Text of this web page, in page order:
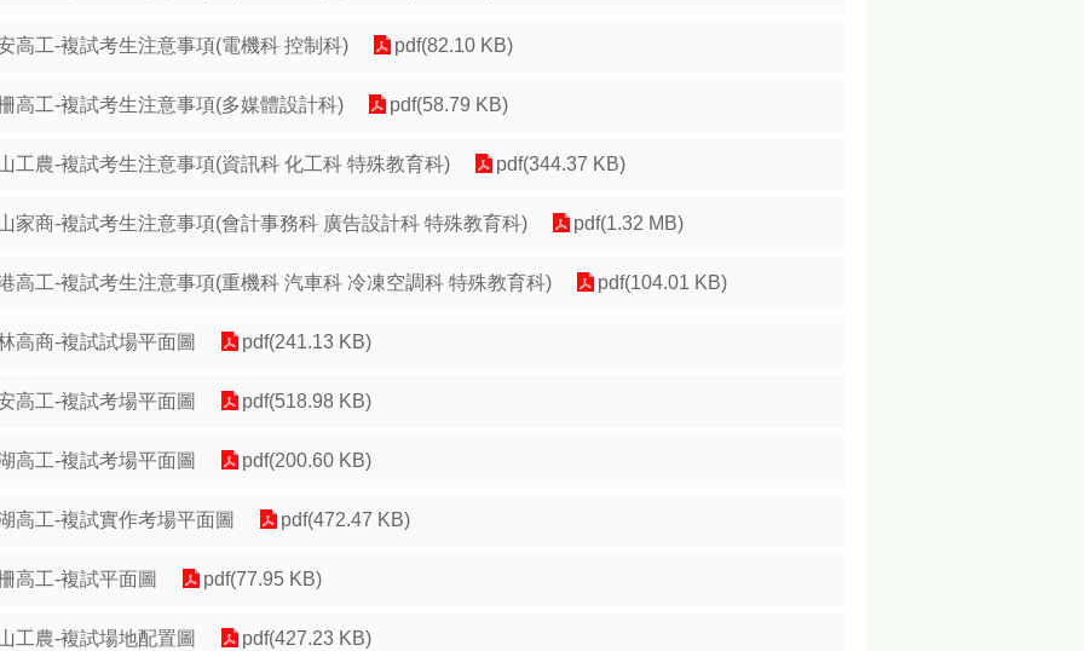
高工-複試考生注意事項(電機科 控制科) pdf(82.10 KB)
高工-複試考生注意事項(多媒體設計科) pdf(58.79 KB)
工農-複試考生注意事項(資訊科 化工科 特殊教育科) pdf(344.37 KB)
家商-複試考生注意事項(會計事務科 廣告設計科 特殊教育科) pdf(1.32 MB)
高工-複試考生注意事項(重機科 汽車科 冷凍空調科 特殊教育科) pdf(104.01 KB)
高商-複試試場平面圖 pdf(241.13 KB)
高工-複試考場平面圖 pdf(518.98 KB)
高工-複試考場平面圖 pdf(200.60 KB)
高工-複試實作考場平面圖 pdf(472.47 KB)
高工-複試平面圖 pdf(77.95 KB)
工農-複試場地配置圖 pdf(427.23 KB)